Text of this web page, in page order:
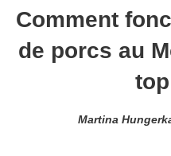
Comment
de porcs au
Martina